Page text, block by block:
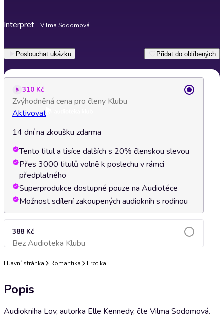
Interpret Vilma Sodomová
Poslouchat ukázku Přidat do oblíbených
310 Kč
Zvýhodněná cena pro členy Klubu
Aktivovat
14 dní na zkoušku zdarma
Tento titul a tisíce dalších s 20% členskou slevou
Přes 3000 titulů volně k poslechu v rámci
předplatného
Superprodukce dostupné pouze na Audiotéce
Možnost sdílení zakoupených audioknih s rodinou
388 Kč
Bez Audioteka KlubuPřidat do košíku
Hlavní stránka Romantika Erotika
Popis
Audiokniha Lov, autorka Elle Kennedy, čte Vilma Sodomová.